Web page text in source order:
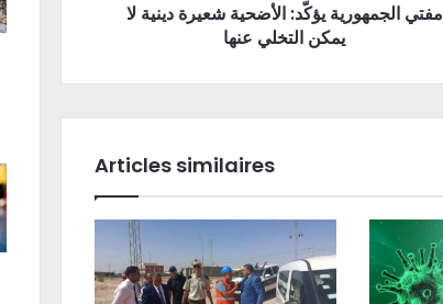
مفتي الجمهورية يؤكّد: الأضحية شعيرة دينية لا
يمكن التخلي عنها
Articles similaires